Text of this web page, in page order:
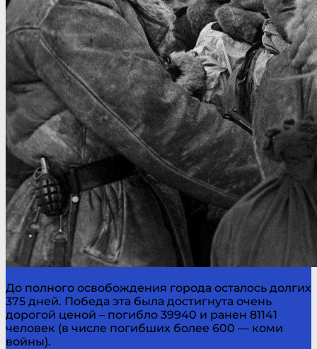
До полного освобождения города осталось долгих
375 дней. Победа эта была достигнута очень
дорогой ценой – погибло 39940 и ранен 81141
человек (в числе погибших более 600 — коми
войны).